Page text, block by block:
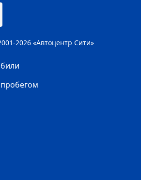
2026 «Автоцентр Сити»